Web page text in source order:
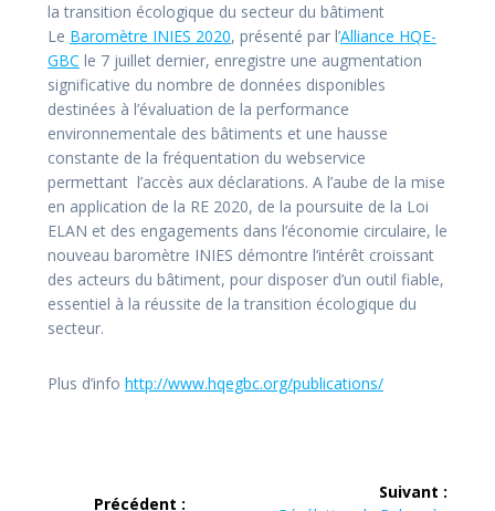
la transition écologique du secteur du bâtiment
Le Baromètre INIES 2020, présenté par l’Alliance HQE-
GBC le 7 juillet dernier, enregistre une augmentation
significative du nombre de données disponibles
destinées à l’évaluation de la performance
environnementale des bâtiments et une hausse
constante de la fréquentation du webservice
permettant l’accès aux déclarations. A l’aube de la mise
en application de la RE 2020, de la poursuite de la Loi
ELAN et des engagements dans l’économie circulaire, le
nouveau baromètre INIES démontre l’intérêt croissant
des acteurs du bâtiment, pour disposer d’un outil fiable,
essentiel à la réussite de la transition écologique du
secteur.
Plus d’info http://www.hqegbc.org/publications/
Précédent :
Suivant :